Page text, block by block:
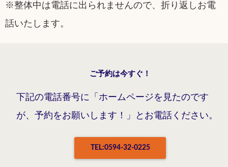
※整体中は電話に出られませんので、折り返しお電
話いたします。
ご予約は今すぐ！
下記の電話番号に「ホームページを見たのです
が、予約をお願いします！」とお電話ください。
TEL:0594-32-0225